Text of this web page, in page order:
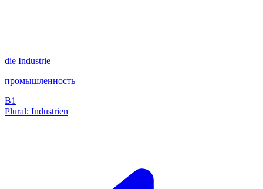
die Industrie
промышленность
B1
Plural: Industrien